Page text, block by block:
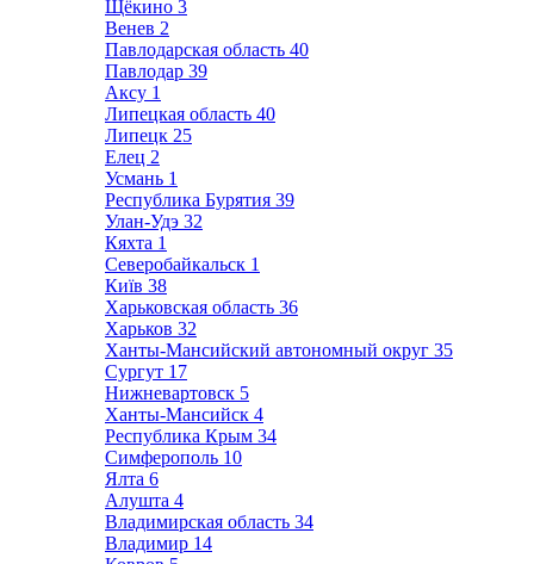
Щёкино 3
Венев 2
Павлодарская область 40
Павлодар 39
Аксу 1
Липецкая область 40
Липецк 25
Елец 2
Усмань 1
Республика Бурятия 39
Улан-Удэ 32
Кяхта 1
Северобайкальск 1
Київ 38
Харьковская область 36
Харьков 32
Ханты-Мансийский автономный округ 35
Сургут 17
Нижневартовск 5
Ханты-Мансийск 4
Республика Крым 34
Симферополь 10
Ялта 6
Алушта 4
Владимирская область 34
Владимир 14